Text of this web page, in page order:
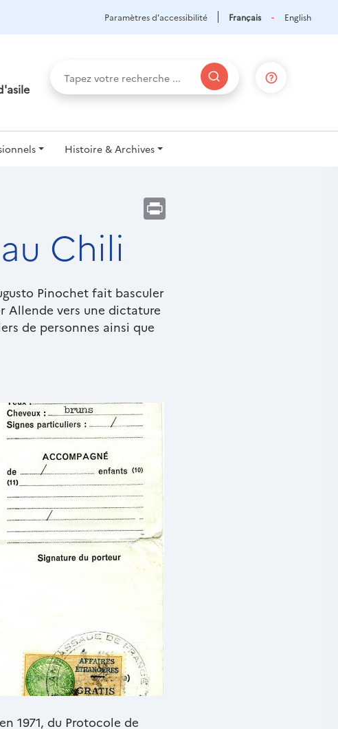
Paramètres d'accessibilité Français English
Histoire & Archives
Print
Chili
Pinochet fait basculer
Allende vers une dictature
de personnes ainsi que
1971, du Protocole de